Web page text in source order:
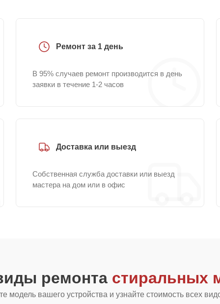
Ремонт за 1 день
В 95% случаев ремонт производится в день
заявки в течение 1-2 часов
Доставка или выезд
Собственная служба доставки или выезд
мастера на дом или в офис
ремонта стиральных
модель вашего устройства и узнайте стоимость всех